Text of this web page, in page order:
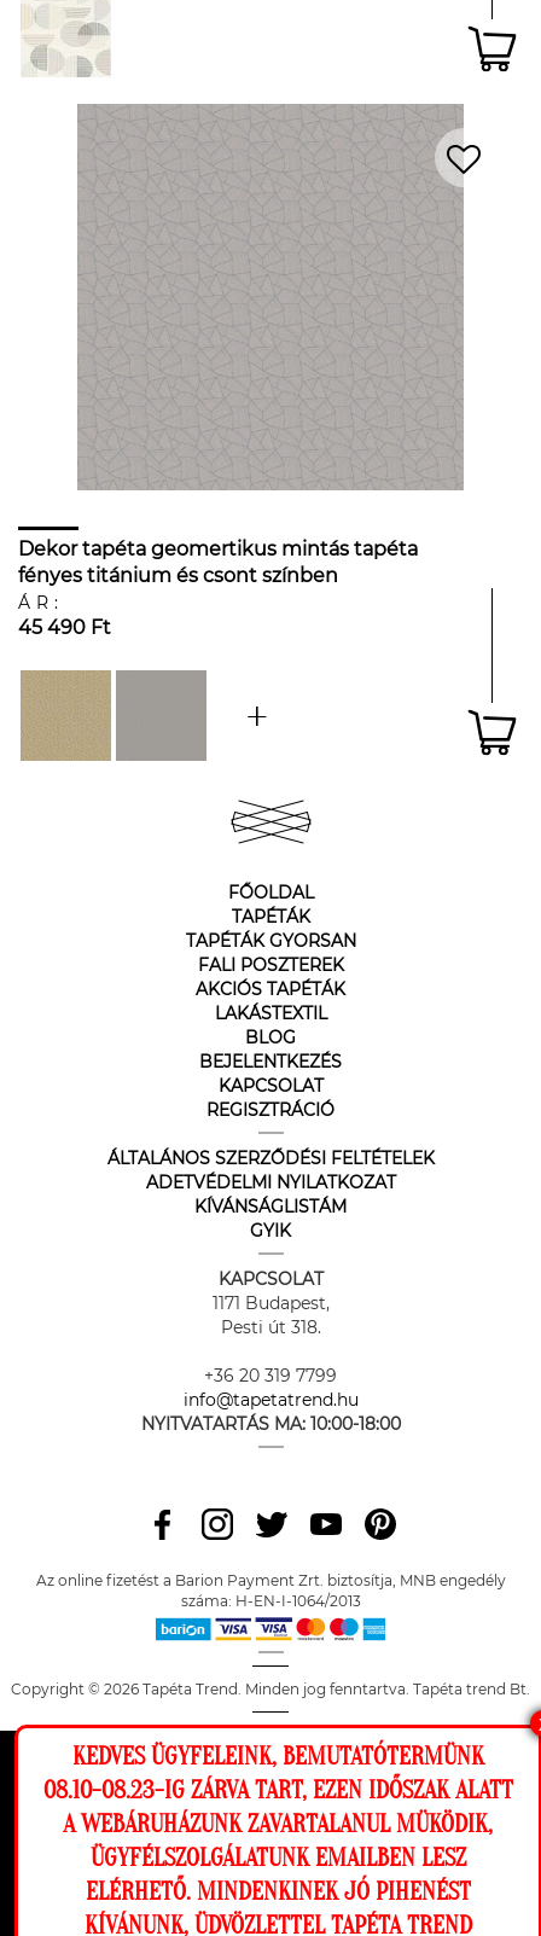
Ez a weboldal cookie-kat használ, hogy a
lehető legjobb élményt nyújtsa honlapunkon.
Beállítások
Elutasítom Engedélyezem
Dekor tapéta geomertikus mintás tapéta
fényes titánium és csont színben
ÁR:
45 490 Ft
FŐOLDAL
TAPÉTÁK
TAPÉTÁK GYORSAN
FALI POSZTEREK
AKCIÓS TAPÉTÁK
LAKÁSTEXTIL
BLOG
BEJELENTKEZÉS
KAPCSOLAT
REGISZTRÁCIÓ
ÁLTALÁNOS SZERZŐDÉSI FELTÉTELEK
ADETVÉDELMI NYILATKOZAT
KÍVÁNSÁGLISTÁM
GYIK
KAPCSOLAT
1171 Budapest,
Pesti út 318.
+36 20 319 7799
info@tapetatrend.hu
NYITVATARTÁS MA: 10:00-18:00
Az online fizetést a Barion Payment Zrt. biztosítja, MNB engedély
száma: H-EN-I-1064/2013
Copyright © 2026 Tapéta Trend. Minden jog fenntartva. Tapéta trend Bt.
KEDVES ÜGYFELEINK, BEMUTATÓTERMÜNK
08.10-08.23-IG ZÁRVA TART, EZEN IDŐSZAK ALATT
A WEBÁRUHÁZUNK ZAVARTALANUL MÜKÖDIK,
ÜGYFÉLSZOLGÁLATUNK EMAILBEN LESZ
ELÉRHETŐ. MINDENKINEK JÓ PIHENÉST
KÍVÁNUNK, ÜDVÖZLETTEL TAPÉTA TREND